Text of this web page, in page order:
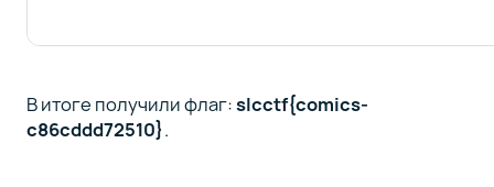
В итоге получили флаг:slcctf{comics-
c86cddd72510}.